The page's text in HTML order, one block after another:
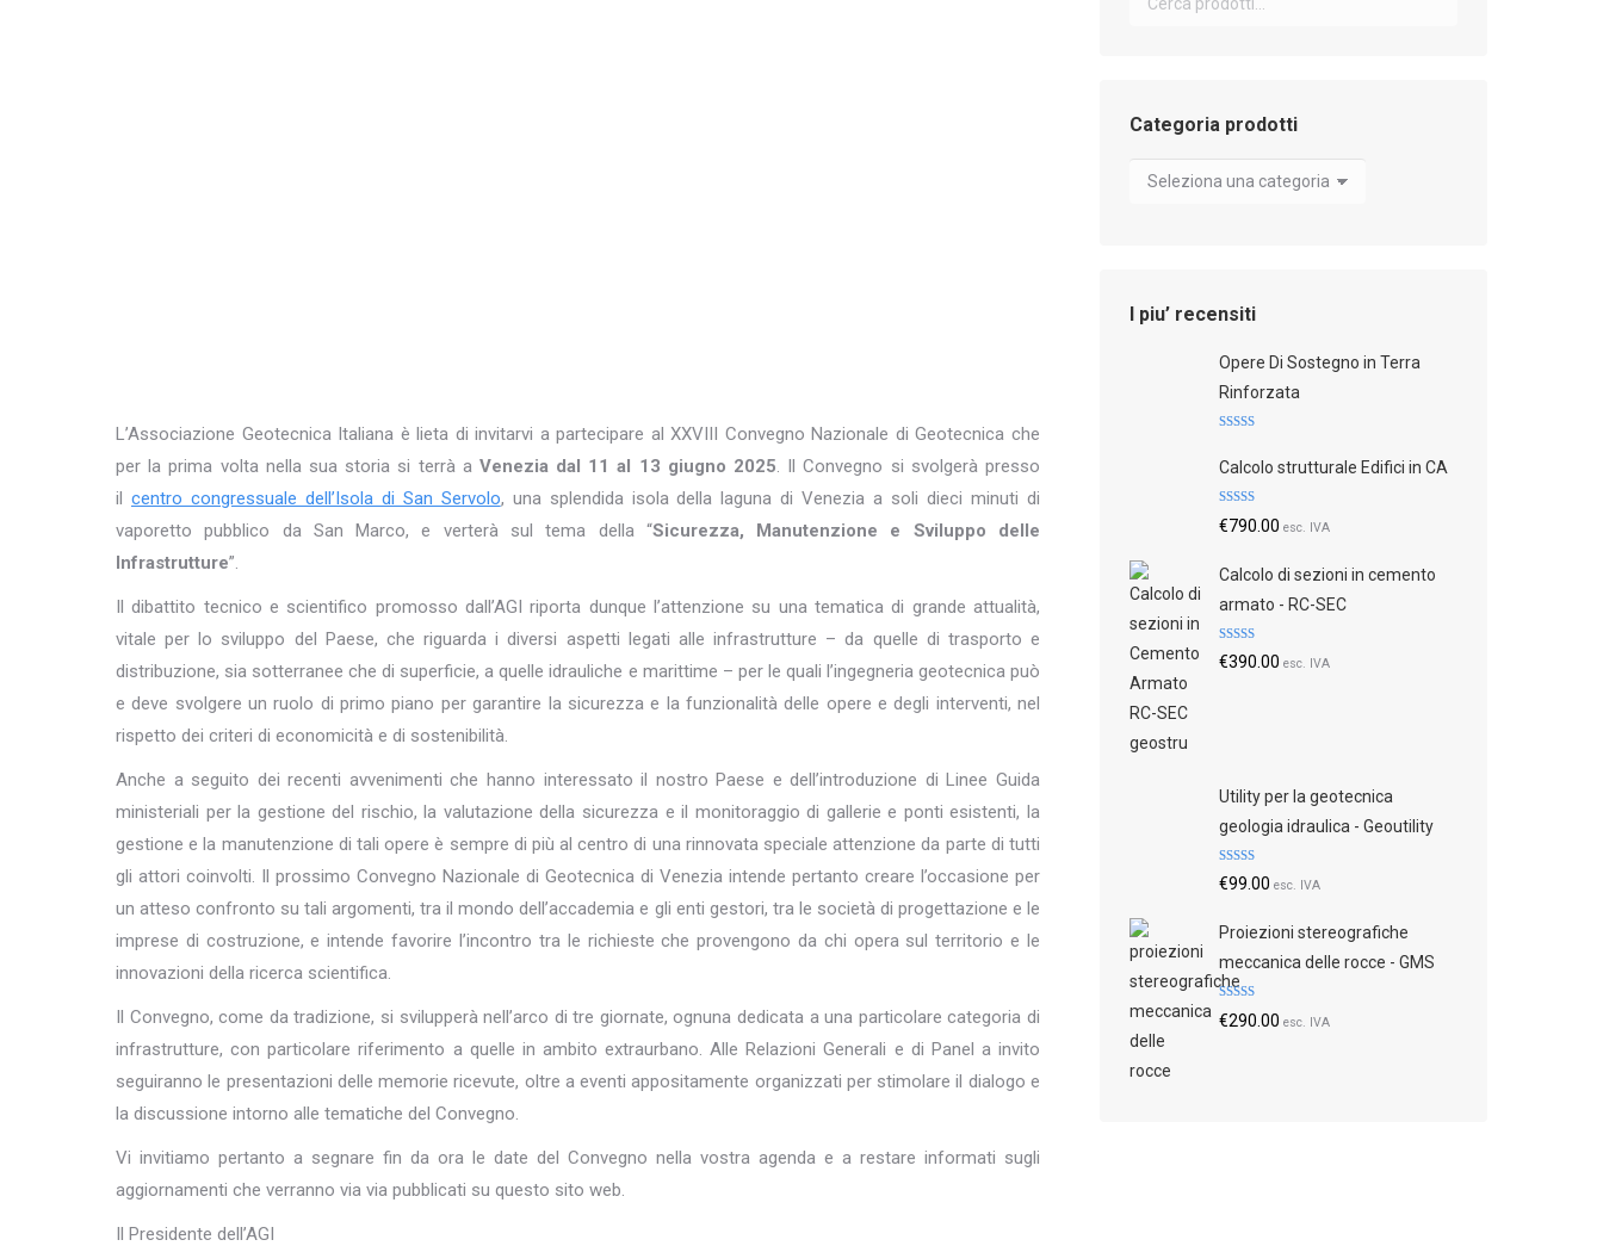
L’Associazione Geotecnica Italiana è lieta di invitarvi a partecipare al XXVIII Convegno Nazionale di Geotecnica che
per la prima volta nella sua storia si terrà a Venezia dal 11 al 13 giugno 2025 . Il Convegno si svolgerà presso
il centro congressuale dell’Isola di San Servolo, una splendida isola della laguna di Venezia a soli dieci minuti di
vaporetto pubblico da San Marco, e verterà sul tema della “Sicurezza, Manutenzione e Sviluppo delle
Infrastrutture”.
Il dibattito tecnico e scientifico promosso dall’AGI riporta dunque l’attenzione su una tematica di grande attualità,
vitale per lo sviluppo del Paese, che riguarda i diversi aspetti legati alle infrastrutture – da quelle di trasporto e
distribuzione, sia sotterranee che di superficie, a quelle idrauliche e marittime – per le quali l’ingegneria geotecnica può
e deve svolgere un ruolo di primo piano per garantire la sicurezza e la funzionalità delle opere e degli interventi, nel
rispetto dei criteri di economicità e di sostenibilità.
Anche a seguito dei recenti avvenimenti che hanno interessato il nostro Paese e dell’introduzione di Linee Guida
ministeriali per la gestione del rischio, la valutazione della sicurezza e il monitoraggio di gallerie e ponti esistenti, la
gestione e la manutenzione di tali opere è sempre di più al centro di una rinnovata speciale attenzione da parte di tutti
gli attori coinvolti. Il prossimo Convegno Nazionale di Geotecnica di Venezia intende pertanto creare l’occasione per
un atteso confronto su tali argomenti, tra il mondo dell’accademia e gli enti gestori, tra le società di progettazione e le
imprese di costruzione, e intende favorire l’incontro tra le richieste che provengono da chi opera sul territorio e le
innovazioni della ricerca scientifica.
Il Convegno, come da tradizione, si svilupperà nell’arco di tre giornate, ognuna dedicata a una particolare categoria di
infrastrutture, con particolare riferimento a quelle in ambito extraurbano. Alle Relazioni Generali e di Panel a invito
seguiranno le presentazioni delle memorie ricevute, oltre a eventi appositamente organizzati per stimolare il dialogo e
la discussione intorno alle tematiche del Convegno.
Vi invitiamo pertanto a segnare fin da ora le date del Convegno nella vostra agenda e a restare informati sugli
aggiornamenti che verranno via via pubblicati su questo sito web.
Il Presidente dell’AGI
Categoria prodotti
I piu’ recensiti
Opere Di Sostegno in Terra
Rinforzata
Calcolo strutturale Edifici in CA
Valutato
4.83su 5
€790.00 esc. IVA
Calcolo di sezioni in cemento
armato - RC-SEC
Valutato
4.79su 5
€390.00 esc. IVA
Utility per la geotecnica
geologia idraulica - Geoutility
Valutato
4.73su 5
€99.00 esc. IVA
Proiezioni stereografiche
meccanica delle rocce - GMS
Valutato
4.70su 5
€290.00 esc. IVA